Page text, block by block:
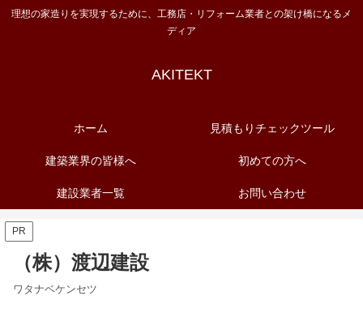
理想の家造りを実現するために、工務店・リフォーム業者との架け橋になるメ
ディア
AKITEKT
ホーム 見積もりチェックツール
建築業界の皆様へ 初めての方へ
建設業者一覧 お問い合わせ
PR
（株）渡辺建設
ワタナベケンセツ